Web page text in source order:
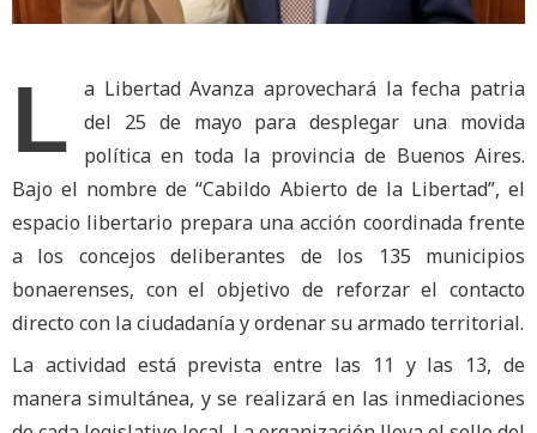
L
a Libertad Avanza aprovechará la fecha patria
del 25 de mayo para desplegar una movida
política en toda la provincia de Buenos Aires.
Bajo el nombre de “Cabildo Abierto de la Libertad”, el
espacio libertario prepara una acción coordinada frente
a los concejos deliberantes de los 135 municipios
bonaerenses, con el objetivo de reforzar el contacto
directo con la ciudadanía y ordenar su armado territorial.
La actividad está prevista entre las 11 y las 13, de
manera simultánea, y se realizará en las inmediaciones